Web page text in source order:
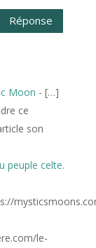
Réponse
Moon - […]
ce
son
peuple celte.
le-